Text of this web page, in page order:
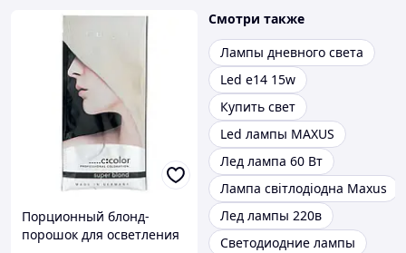
Порционный блонд-
порошок для осветления
Смотри также
Лампы дневного света
Led e14 15w
Купить свет
Led лампы MAXUS
Лед лампа 60 Вт
Лампа світлодіодна Maxus
Лед лампы 220в
Светодиодние лампы